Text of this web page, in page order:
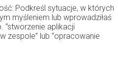
Podkreśl sytuacje, w których
myśleniem lub wprowadziłaś
“stworzenie aplikacji
zespole” lub “opracowanie